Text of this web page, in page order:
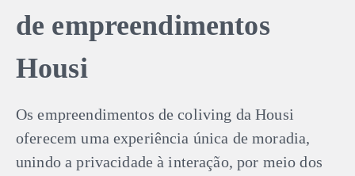
de empreendimentos
Housi
Os empreendimentos de coliving da Housi
oferecem uma experiência única de moradia,
unindo a privacidade à interação, por meio dos